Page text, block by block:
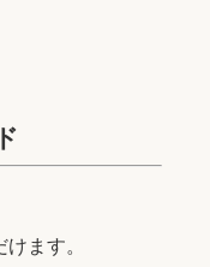
ます。